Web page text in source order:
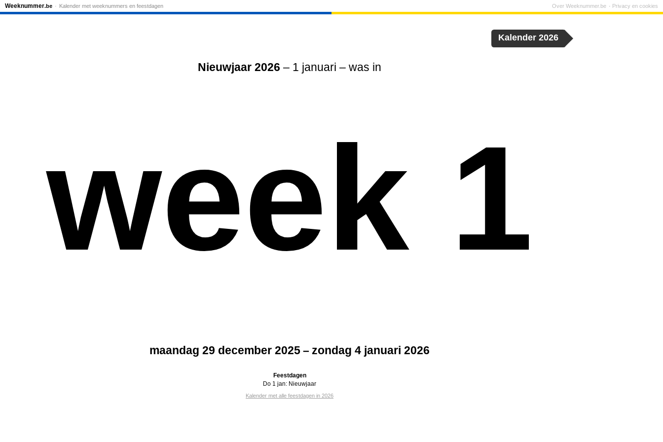
Nieuwjaar 2026 – 1 januari – was in
week 1
maandag 29 december 2025 – zondag 4 januari 2026
Feestdagen
Do 1 jan: Nieuwjaar
Kalender met alle feestdagen in 2026
Kalender 2026
Weeknummer.be Kalender met weeknummers en feestdagen Over Weeknummer.be Privacy en cookies